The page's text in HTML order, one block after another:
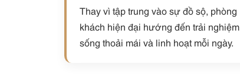
Thay vì tập trung vào sự đồ sộ, phòng
khách hiện đại hướng đến trải nghiệm
sống thoải mái và linh hoạt mỗi ngày.